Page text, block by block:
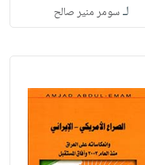
لـسومر منير صالح